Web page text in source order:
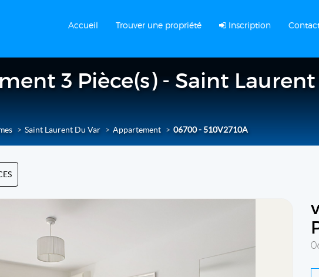
Accueil Trouver une propriété Inscription
3 Pièce(s) - Saint
Saint Laurent Du Var Appartement 06700 - 510V2710A